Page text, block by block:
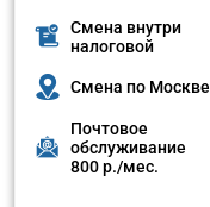
Смена внутри
налоговой
Смена по Москве
Почтовое
обслуживание
800 р./мес.